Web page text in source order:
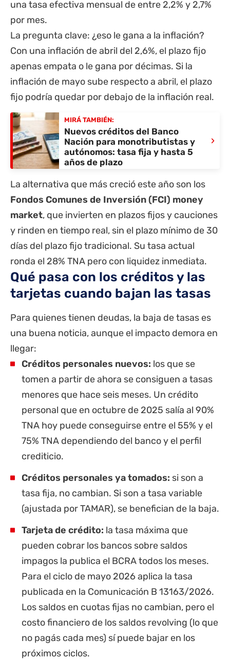
una tasa efectiva mensual de entre 2,2% y 2,7%
por mes.
La pregunta clave: ¿eso le gana a la inflación?
Con una inflación de abril del 2,6%, el plazo fijo
apenas empata o le gana por décimas. Si la
inflación de mayo sube respecto a abril, el plazo
fijo podría quedar por debajo de la inflación real.
MIRÁ TAMBIÉN:
Nuevos créditos del Banco
Nación para monotributistas y
autónomos: tasa fija y hasta 5
años de plazo
›
La alternativa que más creció este año son los
Fondos Comunes de Inversión (FCI) money
market, que invierten en plazos fijos y cauciones
y rinden en tiempo real, sin el plazo mínimo de 30
días del plazo fijo tradicional. Su tasa actual
ronda el 28% TNA pero con liquidez inmediata.
Qué pasa con los créditos y las
tarjetas cuando bajan las tasas
Para quienes tienen deudas, la baja de tasas es
una buena noticia, aunque el impacto demora en
llegar:
Créditos personales nuevos: los que se
tomen a partir de ahora se consiguen a tasas
menores que hace seis meses. Un crédito
personal que en octubre de 2025 salía al 90%
TNA hoy puede conseguirse entre el 55% y el
75% TNA dependiendo del banco y el perfil
crediticio.
Créditos personales ya tomados: si son a
tasa fija, no cambian. Si son a tasa variable
(ajustada por TAMAR), se benefician de la baja.
Tarjeta de crédito: la tasa máxima que
pueden cobrar los bancos sobre saldos
impagos la publica el BCRA todos los meses.
Para el ciclo de mayo 2026 aplica la tasa
publicada en la Comunicación B 13163/2026.
Los saldos en cuotas fijas no cambian, pero el
costo financiero de los saldos revolving (lo que
no pagás cada mes) sí puede bajar en los
próximos ciclos.